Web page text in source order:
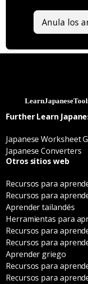
Anula los
Further Learn
Japanese Worksheet
Japanese Converters
Otros sitios web
Recursos para
Recursos para
Aprender tailandés
Herramientas para
Recursos para
Recursos para
Aprender griego
Recursos para
Recursos para